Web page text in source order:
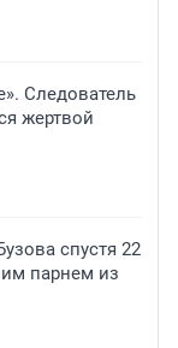
Следователь
жертвой
спустя 22
парнем из